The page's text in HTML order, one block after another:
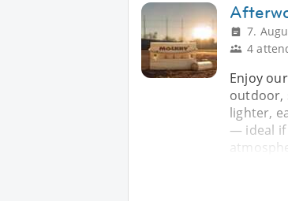
7.
4
Enjoy
outdoor,
lighter,
— ideal if